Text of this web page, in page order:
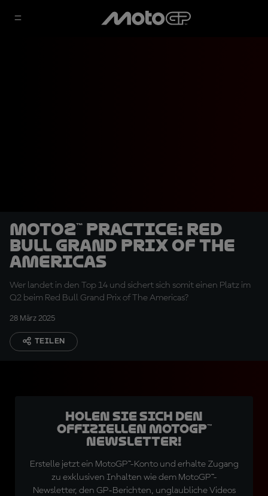
Moto2™ Practice: Red
Bull Grand Prix of The
Americas
Wer landet in den Top 14 und sichert sich somit einen Platz im
Q2 beim Red Bull Grand Prix of The Americas?
28 März 2025
TEILEN
Holen Sie sich den
offiziellen MotoGP™
Newsletter!
Erstelle jetzt ein MotoGP™-Konto und erhalte Zugang
zu exklusiven Inhalten wie dem MotoGP™-
Newsletter, den GP-Berichten, unglaubliche Videos